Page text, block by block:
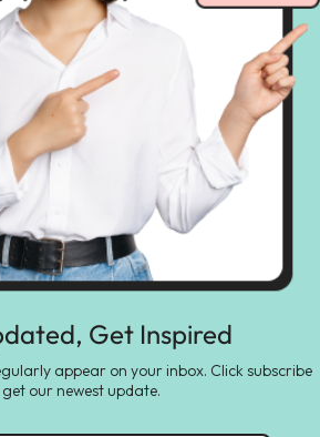
Get Inspired
appear on your inbox. Click subscribe
our newest update.